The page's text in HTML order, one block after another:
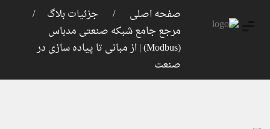
ورود ثبت نام صفحه اصلی
جزئیات بلاگ
مرجع جامع شبکه صنعتی مدباس
(Modbus) | از مبانی تا پیاده سازی در
صنعت